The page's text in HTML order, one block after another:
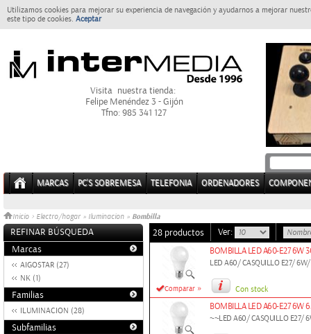
Utilizamos cookies para mejorar su experiencia de navegación y ayudarnos a mejorar
este tipo de cookies. Aceptar
Visita nuestra tienda:
Felipe Menéndez 3 - Gijón
Tfno: 985 341 127
MARCAS PC'S SOBREMESA TELEFONIA ORDENADORES
Inicio > Electro/hogar » Iluminacion » Bombilla
REFINAR BÚSQUEDA
Marcas
AIGOSTAR (27)
NK (1)
Familias
ILUMINACION (28)
Subfamilias
28 productos Ver:
Comparar »
BOMBILLA LED A60-E27 6W
LED A60/ CASQUILLO E27/
Con stock
BOMBILLA LED A60-E27 6W
~~LED A60/ CASQUILLO E27/